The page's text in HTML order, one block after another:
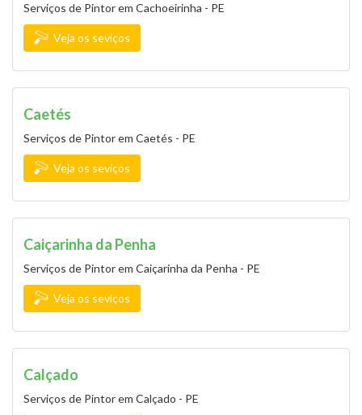
Serviços de Pintor em Cachoeirinha - PE
Veja os seviços
Caetés
Serviços de Pintor em Caetés - PE
Veja os seviços
Caiçarinha da Penha
Serviços de Pintor em Caiçarinha da Penha - PE
Veja os seviços
Calçado
Serviços de Pintor em Calçado - PE